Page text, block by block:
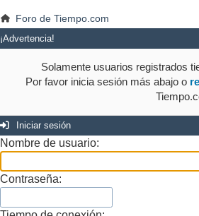
Foro de Tiempo.com
¡Advertencia!
Solamente usuarios registrados
Por favor inicia sesión más abajo o
Iniciar sesión
Nombre de usuario:
Contraseña: